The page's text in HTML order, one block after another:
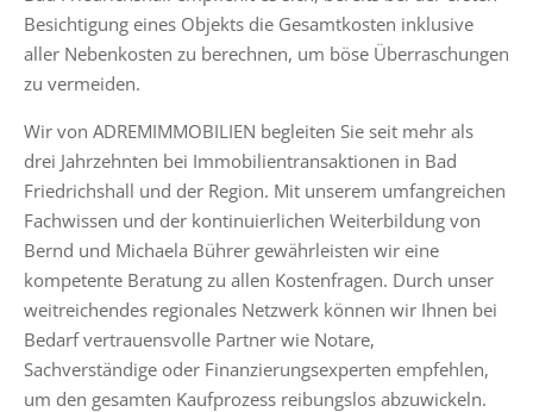
Besichtigung eines Objekts die Gesamtkosten inklusive
aller Nebenkosten zu berechnen, um böse Überraschungen
zu vermeiden.
Wir von ADREMIMMOBILIEN begleiten Sie seit mehr als
drei Jahrzehnten bei Immobilientransaktionen in Bad
Friedrichshall und der Region. Mit unserem umfangreichen
Fachwissen und der kontinuierlichen Weiterbildung von
Bernd und Michaela Bührer gewährleisten wir eine
kompetente Beratung zu allen Kostenfragen. Durch unser
weitreichendes regionales Netzwerk können wir Ihnen bei
Bedarf vertrauensvolle Partner wie Notare,
Sachverständige oder Finanzierungsexperten empfehlen,
um den gesamten Kaufprozess reibungslos abzuwickeln.